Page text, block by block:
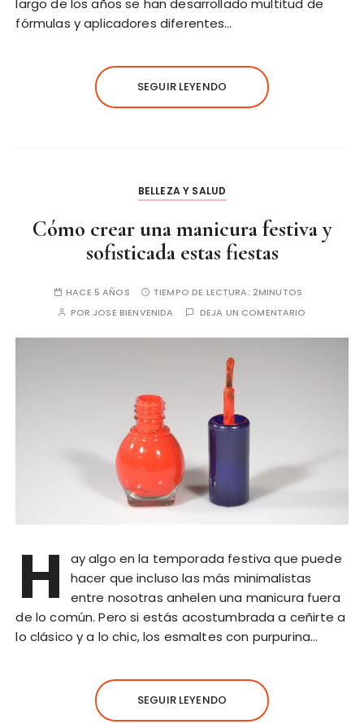
largo de los años se han desarrollado multitud de
fórmulas y aplicadores diferentes…
SEGUIR LEYENDO
BELLEZA Y SALUD
Cómo crear una manicura festiva y
sofisticada estas fiestas
HACE 5 AÑOS TIEMPO DE LECTURA: 2MINUTOS
POR JOSE BIENVENIDA DEJA UN COMENTARIO
H
ay algo en la temporada festiva que puede
hacer que incluso las más minimalistas
entre nosotras anhelen una manicura fuera
de lo común. Pero si estás acostumbrada a ceñirte a
lo clásico y a lo chic, los esmaltes con purpurina…
SEGUIR LEYENDO